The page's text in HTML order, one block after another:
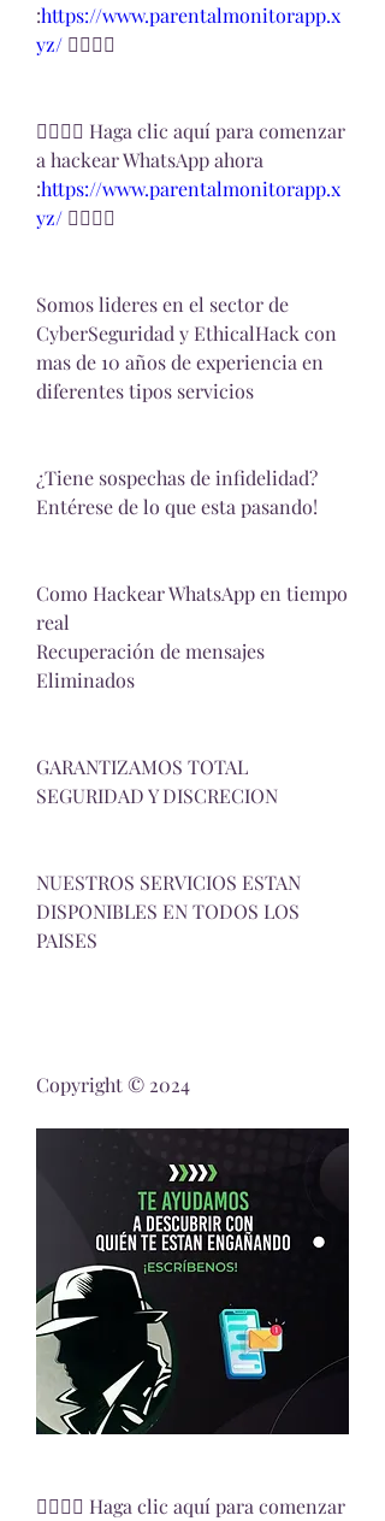
:https://www.parentalmonitorapp.x
yz/ 👈🏻👈🏻
👉🏻👉🏻 Haga clic aquí para comenzar
a hackear WhatsApp ahora
:https://www.parentalmonitorapp.x
yz/ 👈🏻👈🏻
Somos lideres en el sector de
CyberSeguridad y EthicalHack con
mas de 10 años de experiencia en
diferentes tipos servicios
¿Tiene sospechas de infidelidad?
Entérese de lo que esta pasando!
Como Hackear WhatsApp en tiempo
real
Recuperación de mensajes
Eliminados
GARANTIZAMOS TOTAL
SEGURIDAD Y DISCRECION
NUESTROS SERVICIOS ESTAN
DISPONIBLES EN TODOS LOS
PAISES
Copyright © 2024
👉🏻👉🏻 Haga clic aquí para comenzar